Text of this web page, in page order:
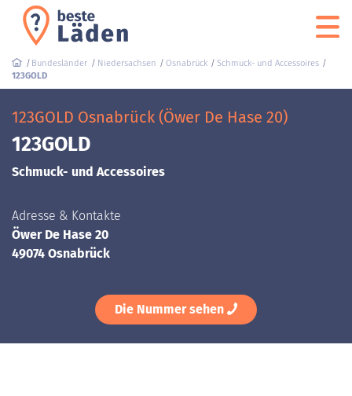
Bundesländer Niedersachsen Osnabrück
Schmuck- und Accessoires
123GOLD
123GOLD Osnabrück (Öwer De Hase 20)
123GOLD
Schmuck- und Accessoires
Adresse & Kontakte
Öwer De Hase 20
49074 Osnabrück
Die Nummer sehen